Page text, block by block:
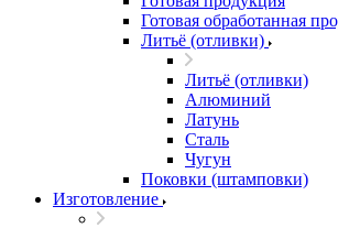
Готовая обработанная
Литьё (отливки)
Литьё (отливки)
Алюминий
Латунь
Сталь
Чугун
Поковки (штамповки)
Изготовление